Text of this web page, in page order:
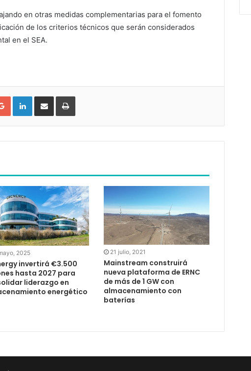
en otras medidas complementarias para el fomento
de los criterios técnicos que serán considerados
en el SEA.
Google+ LinkedIn
2025
invertirá €3.500
hasta 2027 para
liderazgo en
energético
21 julio, 2021
Mainstream construirá
nueva plataforma de ERNC
de más de 1 GW con
almacenamiento con
baterías